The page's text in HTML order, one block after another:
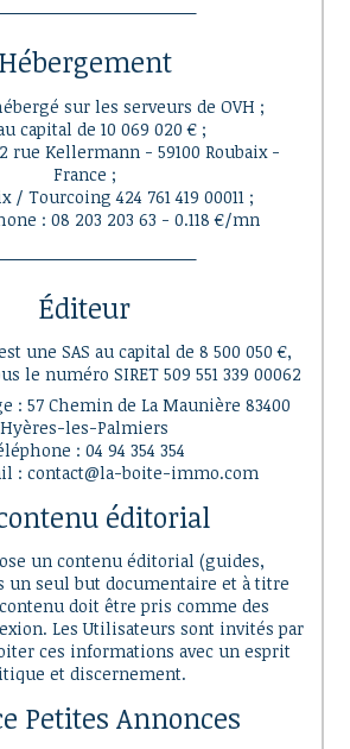
Hébergement
sur les serveurs de OVH ;
capital de 10 069 020 € ;
rue Kellermann - 59100 Roubaix -
France ;
/ Tourcoing 424 761 419 00011 ;
: 08 203 203 63 - 0.118 €/mn
Éditeur
une SAS au capital de 8 500 050 €,
le numéro SIRET 509 551 339 00062
: 57 Chemin de La Maunière 83400
Hyères-les-Palmiers
: 04 94 354 354
: contact@la-boite-immo.com
éditorial
un contenu éditorial (guides,
un seul but documentaire et à titre
doit être pris comme des
Les Utilisateurs sont invités par
ces informations avec un esprit
et discernement.
Petites Annonces